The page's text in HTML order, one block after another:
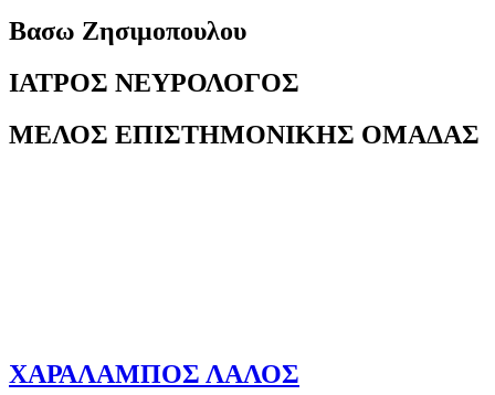
Βασω Ζησιμοπουλου
ΙΑΤΡΟΣ ΝΕΥΡΟΛΟΓΟΣ
ΜΕΛΟΣ ΕΠΙΣΤΗΜΟΝΙΚΗΣ ΟΜΑΔΑΣ
ΧΑΡΑΛΑΜΠΟΣ ΛΑΛΟΣ